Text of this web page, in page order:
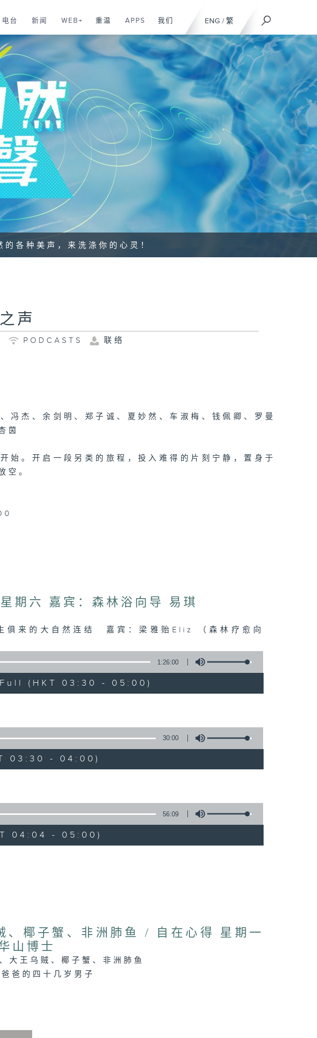
ENG / 繁
电台 新闻 WEB+ 重温 APPS 我们
各种美声，来洗涤你的心灵！
声
PODCASTS 联络
冯杰、余剑明、郑子诚、夏妙然、车淑梅、钱佩卿、罗曼
茵
始。开启一段另类的旅程，投入难得的片刻宁静，置身于
空。
期六 嘉宾：森林浴向导 易琪
来的大自然连结 嘉宾：梁雅贻Eliz （森林疗愈向
1:26:00
(HKT 03:30 - 05:00)
30:00
03:30 - 04:00)
56:09
04:04 - 05:00)
、椰子蟹、非洲肺鱼 / 自在心得 星期一
山博士
王乌贼、椰子蟹、非洲肺鱼
的四十几岁男子